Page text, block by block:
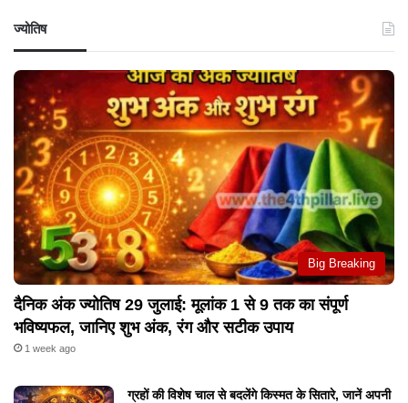
ज्योतिष
Big Breaking
दैनिक अंक ज्योतिष 29 जुलाई: मूलांक 1 से 9 तक का संपूर्ण
भविष्यफल, जानिए शुभ अंक, रंग और सटीक उपाय
1 week ago
ग्रहों की विशेष चाल से बदलेंगे किस्मत के सितारे, जानें अपनी